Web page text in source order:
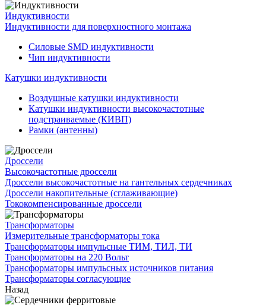
Индуктивности
Индуктивности для поверхностного монтажа
Силовые SMD индуктивности
Чип индуктивности
Катушки индуктивности
Воздушные катушки индуктивности
Катушки индуктивности высокочастотные
подстраиваемые (КИВП)
Рамки (антенны)
Дроссели
Высокочастотные дроссели
Дроссели высокочастотные на гантельных сердечниках
Дроссели накопительные (сглаживающие)
Тококомпенсированные дроссели
Трансформаторы
Измерительные трансформаторы тока
Трансформаторы импульсные ТИМ, ТИЛ, ТИ
Трансформаторы на 220 Вольт
Трансформаторы импульсных источников питания
Трансформаторы согласующие
Назад